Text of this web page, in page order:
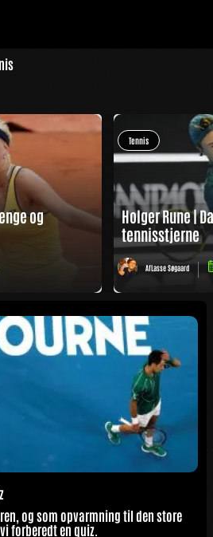
og
Tennis
Holger Rune |
tennisstjerne
AfLasse Søgaard
og som opvarmning til den store
forberedt en quiz.